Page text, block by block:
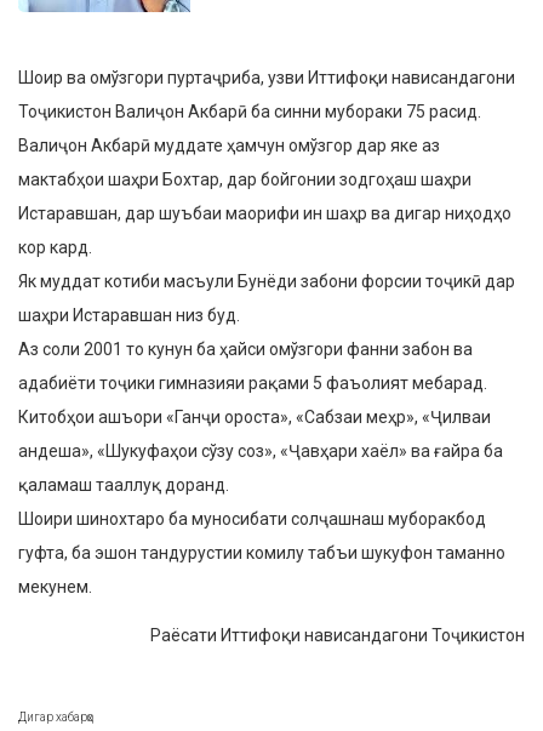
Шоир ва омўзгори пуртаҷриба, узви Иттифоқи нависандагони
Тоҷикистон Валиҷон Акбарӣ ба синни мубораки 75 расид.
Валиҷон Акбарӣ муддате ҳамчун омўзгор дар яке аз
мактабҳои шаҳри Бохтар, дар бойгонии зодгоҳаш шаҳри
Истаравшан, дар шуъбаи маорифи ин шаҳр ва дигар ниҳодҳо
кор кард.
Як муддат котиби масъули Бунёди забони форсии тоҷикӣ дар
шаҳри Истаравшан низ буд.
Аз соли 2001 то кунун ба ҳайси омўзгори фанни забон ва
адабиёти тоҷики гимназияи рақами 5 фаъолият мебарад.
Китобҳои ашъори «Ганҷи ороста», «Сабзаи меҳр», «Ҷилваи
андеша», «Шукуфаҳои сўзу соз», «Ҷавҳари хаёл» ва ғайра ба
қаламаш тааллуқ доранд.
Шоири шинохтаро ба муносибати солҷашнаш муборакбод
гуфта, ба эшон тандурустии комилу табъи шукуфон таманно
мекунем.
Раёсати Иттифоқи нависандагони Тоҷикистон
Дигар хабарҳо